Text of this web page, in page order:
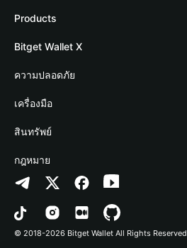
เกี่ยวกับ Bitget Wallet
Blog
Academy
ข่าวสารด้านคริปโต
ศูนย์ช่วยเหลือ
ติดต่อเรา
ทรัพยากรข้อมูลของแบรนด์
อาชีพ
Products
Crypto Card
Stablecoin Earn
Payfi Crypto
Crypto Swap API
Altcoin Season Index
Prediction Markets
DApp
Bitget Wallet X
นักพัฒนา
เชื่อมต่อ Wallet
Bitget Wallet Pay
ลิสต์โปรเจกต์
ความปลอดภัย
Protection Fund
เทคโนโลยีความปลอดภัย
เครื่องมือ
ซื้อคริปโต
การตรวจจับการอนุญาต
การตรวจจับสัญญา
การโอนเป็นชุด
สินทรัพย์
Arbitrum
Avalanche
Bitcoin
กฎหมาย
นโยบายความเป็นส่วนตัว
ข้อตกลงในการใช้บริการ
© 2018-2026 Bitget Wallet All Rights Reserved